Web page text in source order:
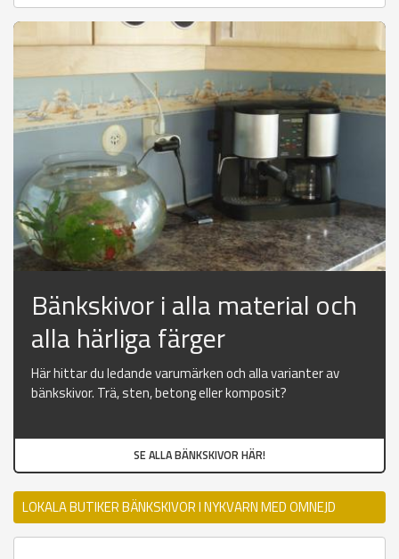
Bänkskivor i alla material och
alla härliga färger
Här hittar du ledande varumärken och alla varianter av
bänkskivor. Trä, sten, betong eller komposit?
SE ALLA BÄNKSKIVOR HÄR!
LOKALA BUTIKER BÄNKSKIVOR I NYKVARN MED OMNEJD